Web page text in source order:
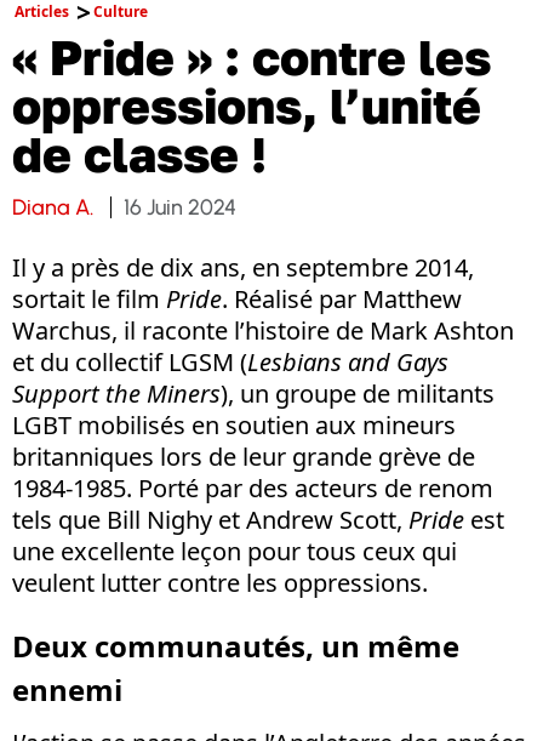
Articles Culture
« Pride » : contre les
oppressions, l’unité
de classe !
Diana A. 16 Juin 2024
Il y a près de dix ans, en septembre 2014,
sortait le film Pride. Réalisé par Matthew
Warchus, il raconte l’histoire de Mark Ashton
et du collectif LGSM (Lesbians and Gays
Support the Miners), un groupe de militants
LGBT mobilisés en soutien aux mineurs
britanniques lors de leur grande grève de
1984-1985. Porté par des acteurs de renom
tels que Bill Nighy et Andrew Scott, Pride est
une excellente leçon pour tous ceux qui
veulent lutter contre les oppressions.
Deux communautés, un même
ennemi